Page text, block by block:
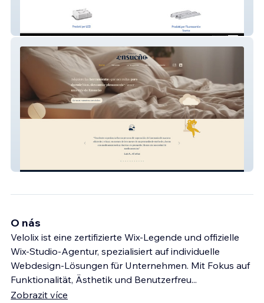
Rega Lux S.r.l.
O nás
Velolix ist eine zertifizierte Wix-Legende und offizielle
Wix-Studio-Agentur, spezialisiert auf individuelle
Webdesign-Lösungen für Unternehmen. Mit Fokus auf
Funktionalität, Ästhetik und Benutzerfreu...
Zobrazit více